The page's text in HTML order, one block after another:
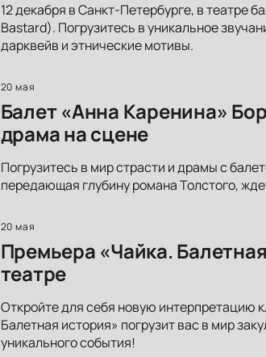
12 декабря в Санкт-Петербурге, в театре
Bastard). Погрузитесь в уникальное
дарквейв и этнические мотивы.
20 мая
Балет «Анна Каренина»
драма на сцене
Погрузитесь в мир страсти и драмы с
передающая глубину романа Толстого,
20 мая
Премьера «Чайка.
театре
Откройте для себя новую интерпретацию
Балетная история» погрузит вас в мир
уникального события!